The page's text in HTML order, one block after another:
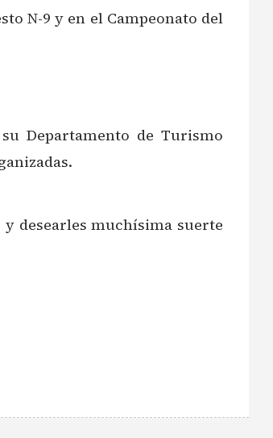
N-9 y en el Campeonato del
Departamento de Turismo
desearles muchísima suerte